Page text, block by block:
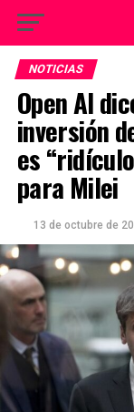
NOTICIAS
Open AI
inversión
es
para Milei
13 de octubre de